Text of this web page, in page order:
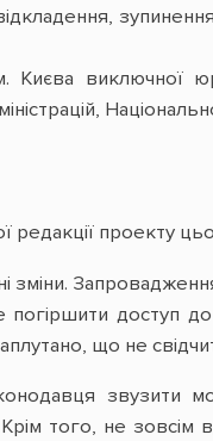
Києва виключної
проекту
зміни.
доступ
що не
того, не